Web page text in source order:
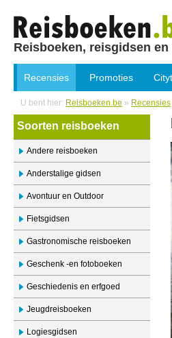
Reisboeken, reisgidsen
Recensies Promoties
U bent hier: Reisboeken.be » Recensies
Soorten reisboeken
Andere reisboeken
Anderstalige gidsen
Avontuur en Outdoor
Fietsgidsen
Gastronomische reisboeken
Geschenk -en fotoboeken
Geschiedenis en erfgoed
Jeugdreisboeken
Logiesgidsen